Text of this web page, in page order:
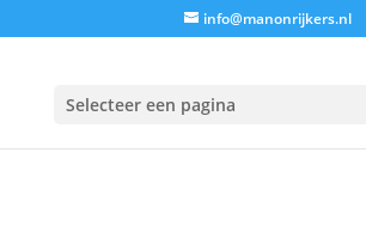
info@manonrijkers.nl
Selecteer een pagina